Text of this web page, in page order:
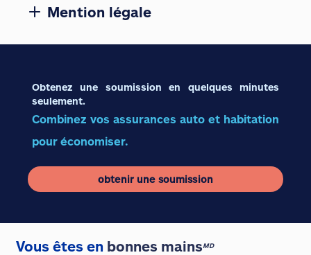
Mention légale
Obtenez une soumission en quelques minutes
seulement.
Combinez vos assurances auto et habitation
pour économiser.
obtenir une soumission
Vous êtes en bonnes mainsMD